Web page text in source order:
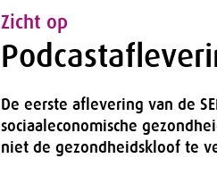
Zicht op
De eerste aflevering van de
sociaaleconomische
niet de gezondheidskloof te